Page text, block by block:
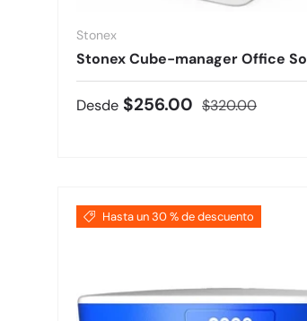
Stonex
Stonex Cube-manager Office
Precio de venta
Desde $256.00 Precio normal
$320.00
Hasta un 30 % de descuento